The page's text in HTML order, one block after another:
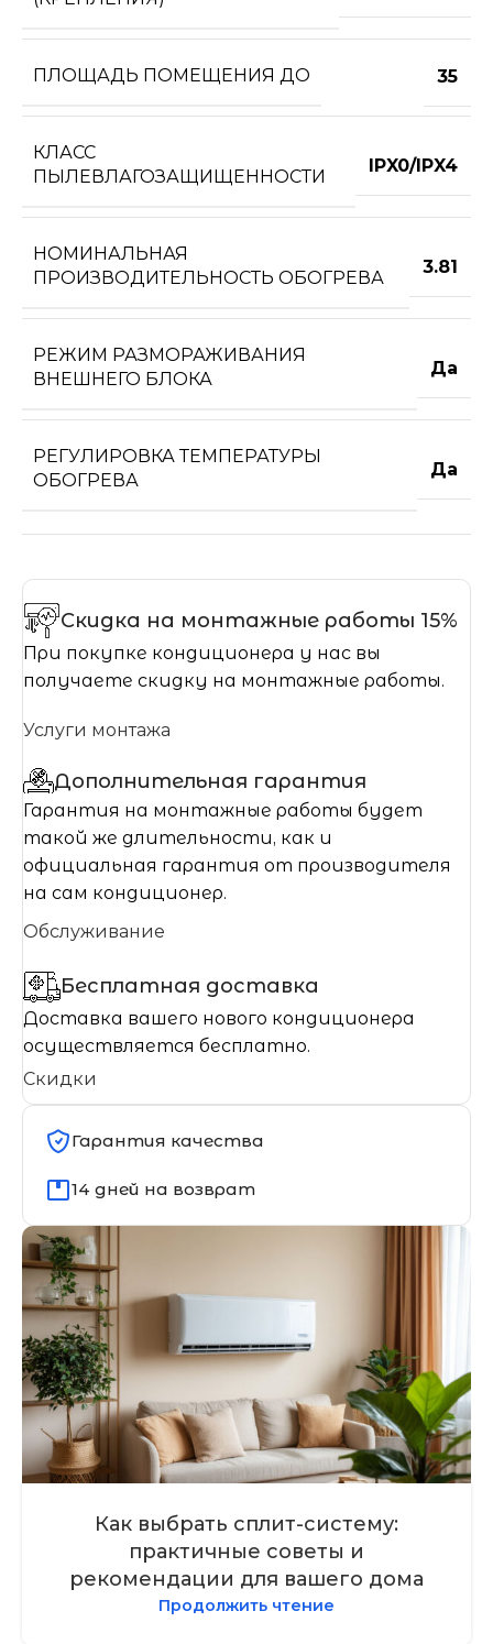
ПЛОЩАДЬ ПОМЕЩЕНИЯ ДО 35
КЛАСС
ПЫЛЕВЛАГОЗАЩИЩЕННОСТИ
IPX0/IPX4
НОМИНАЛЬНАЯ
ПРОИЗВОДИТЕЛЬНОСТЬ ОБОГРЕВА
3.81
РЕЖИМ РАЗМОРАЖИВАНИЯ
ВНЕШНЕГО БЛОКА
Да
РЕГУЛИРОВКА ТЕМПЕРАТУРЫ
ОБОГРЕВА
Да
Скидка на монтажные работы 15%
При покупке кондиционера у нас вы
получаете скидку на монтажные работы.
Услуги монтажа
Дополнительная гарантия
Гарантия на монтажные работы будет
такой же длительности, как и
официальная гарантия от производителя
на сам кондиционер.
Обслуживание
Бесплатная доставка
Доставка вашего нового кондиционера
осуществляется бесплатно.
Скидки
Гарантия качества
14 дней на возврат
Как выбрать сплит-систему:
практичные советы и
рекомендации для вашего дома
Продолжить чтение